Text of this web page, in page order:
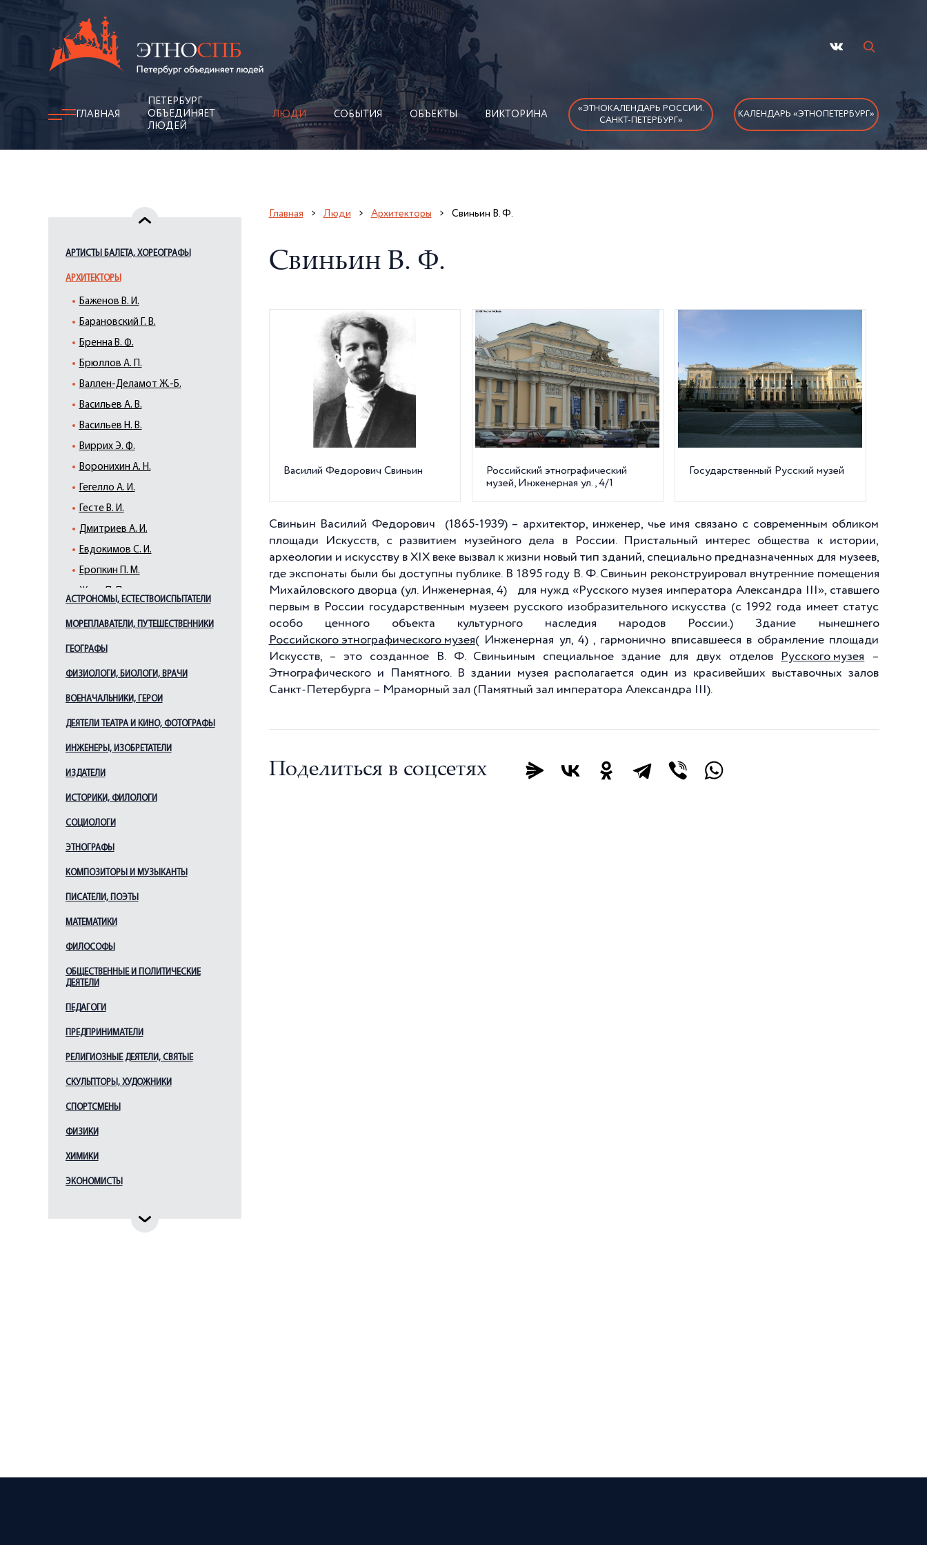
ГЛАВНАЯ
ПЕТЕРБУРГ
ОБЪЕДИНЯЕТ
ЛЮДЕЙ
ЛЮДИ СОБЫТИЯ ОБЪЕКТЫ ВИКТОРИНА
«ЭТНОКАЛЕНДАРЬ РОССИИ.
САНКТ-ПЕТЕРБУРГ»
КАЛЕНДАРЬ «ЭТНОПЕТЕРБУРГ»
АРТИСТЫ БАЛЕТА, ХОРЕОГРАФЫ
АРХИТЕКТОРЫ
Баженов В. И.
Барановский Г. В.
Бренна В. Ф.
Брюллов А. П.
Валлен-Деламот Ж.-Б.
Васильев А. В.
Васильев Н. В.
Виррих Э. Ф.
Воронихин А. Н.
Гегелло А. И.
Гесте В. И.
Дмитриев А. И.
Евдокимов С. И.
Еропкин П. М.
Кавос А. К.
Каменский В. А.
Камерон Ч.
Кокоринов А. Ф.
Косяков В. А.
Лансере Н. Е.
Мельцер Р. Ф.
Менелас А. А.
Месмахер М. Е.
Парланд А. А.
Растрелли Б. Ф. (В.В.)
Ринальди А.
Свиньин В. Ф.
Старов И. Е.
Стасов В. П.
Таманян А. И.
АСТРОНОМЫ, ЕСТЕСТВОИСПЫТАТЕЛИ
МОРЕПЛАВАТЕЛИ, ПУТЕШЕСТВЕННИКИ
ГЕОГРАФЫ
ФИЗИОЛОГИ, БИОЛОГИ, ВРАЧИ
ВОЕНАЧАЛЬНИКИ, ГЕРОИ
ДЕЯТЕЛИ ТЕАТРА И КИНО, ФОТОГРАФЫ
ИНЖЕНЕРЫ, ИЗОБРЕТАТЕЛИ
ИЗДАТЕЛИ
ИСТОРИКИ, ФИЛОЛОГИ
СОЦИОЛОГИ
ЭТНОГРАФЫ
КОМПОЗИТОРЫ И МУЗЫКАНТЫ
ПИСАТЕЛИ, ПОЭТЫ
МАТЕМАТИКИ
ФИЛОСОФЫ
ОБЩЕСТВЕННЫЕ И ПОЛИТИЧЕСКИЕ
ДЕЯТЕЛИ
ПЕДАГОГИ
ПРЕДПРИНИМАТЕЛИ
РЕЛИГИОЗНЫЕ ДЕЯТЕЛИ, СВЯТЫЕ
СКУЛЬПТОРЫ, ХУДОЖНИКИ
СПОРТСМЕНЫ
ФИЗИКИ
ХИМИКИ
ЭКОНОМИСТЫ
Главная Люди Архитекторы Свиньин В. Ф.
Свиньин В. Ф.
Василий Федорович Свиньин
Российский этнографический
музей, Инженерная ул., 4/1
Государственный Русский музей
Свиньин Василий Федорович (1865-1939) – архитектор, инженер, чье имя связано с современным обликом
площади Искусств, с развитием музейного дела в России. Пристальный интерес общества к истории,
археологии и искусству в XIX веке вызвал к жизни новый тип зданий, специально предназначенных для музеев,
где экспонаты были бы доступны публике. В 1895 году В. Ф. Свиньин реконструировал внутренние помещения
Михайловского дворца (ул. Инженерная, 4) для нужд «Русского музея императора Александра III», ставшего
первым в России государственным музеем русского изобразительного искусства (с 1992 года имеет статус
особо ценного объекта культурного наследия народов России.) Здание нынешнего
Российского этнографического музея( Инженерная ул, 4) , гармонично вписавшееся в обрамление площади
Искусств, – это созданное В. Ф. Свиньиным специальное здание для двух отделов Русского музея –
Этнографического и Памятного. В здании музея располагается один из красивейших выставочных залов
Санкт-Петербурга – Мраморный зал (Памятный зал императора Александра III).
Поделиться в соцсетях